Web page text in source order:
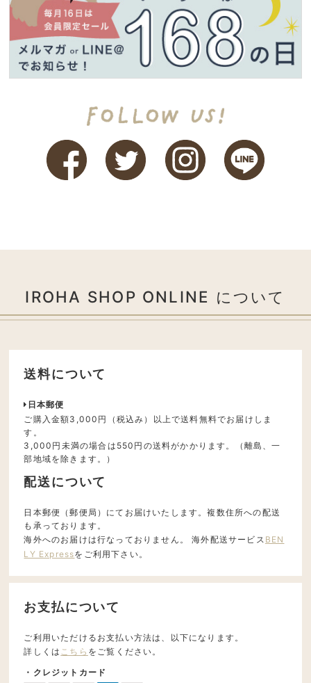
IROHA SHOP ONLINE について
送料について
日本郵便
ご購入金額3,000円（税込み）以上で送料無料でお届けしま
す。
3,000円未満の場合は550円の送料がかかります。（離島、一
部地域を除きます。）
配送について
日本郵便（郵便局）にてお届けいたします。複数住所への配送
も承っております。
海外へのお届けは行なっておりません。 海外配送サービス BEN
LY Expressをご利用下さい。
お支払について
ご利用いただけるお支払い方法は、以下になります。
詳しくは こちら をご覧ください。
・クレジットカード